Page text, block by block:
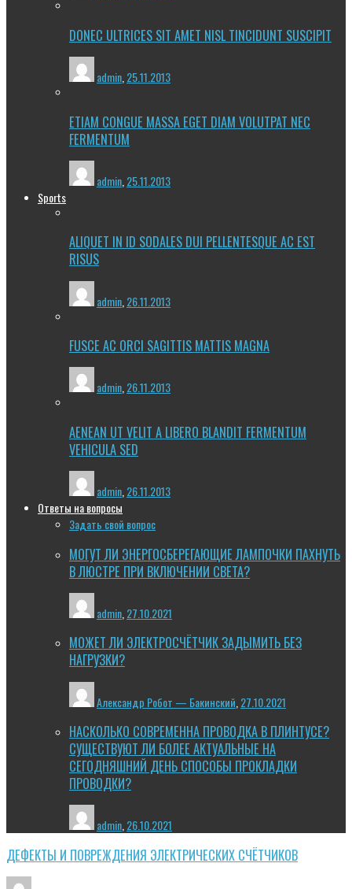
DONEC ULTRICES SIT AMET NISL TINCIDUNT SUSCIPIT
admin 25.11.2013
ETIAM CONGUE MASSA EGET DIAM VOLUTPAT NEC
FERMENTUM
admin 25.11.2013
Sports
ALIQUET IN ID SODALES DUI PELLENTESQUE AC EST
RISUS
admin 26.11.2013
FUSCE AC ORCI SAGITTIS MATTIS MAGNA
admin,26.11.2013
AENEAN UT VELIT A LIBERO BLANDIT FERMENTUM
VEHICULA SED
admin 26.11.2013
Ответы на вопросы
Задать свой вопрос
МОГУТ ЛИ ЭНЕРГОСБЕРЕГАЮЩИЕ ЛАМПОЧКИ ПАХНУТЬ
В ЛЮСТРЕ ПРИ ВКЛЮЧЕНИИ СВЕТА?
admin 27.10.2021
МОЖЕТ ЛИ ЭЛЕКТРОСЧЁТЧИК ЗАДЫМИТЬ БЕЗ
НАГРУЗКИ?
Александр Робот — Бакинский 27.10.2021
НАСКОЛЬКО СОВРЕМЕННА ПРОВОДКА В ПЛИНТУСЕ?
СУЩЕСТВУЮТ ЛИ БОЛЕЕ АКТУАЛЬНЫЕ НА
СЕГОДНЯШНИЙ ДЕНЬ СПОСОБЫ ПРОКЛАДКИ
ПРОВОДКИ?
admin,26.10.2021
ДЕФЕКТЫ И ПОВРЕЖДЕНИЯ ЭЛЕКТРИЧЕСКИХ СЧЁТЧИКОВ